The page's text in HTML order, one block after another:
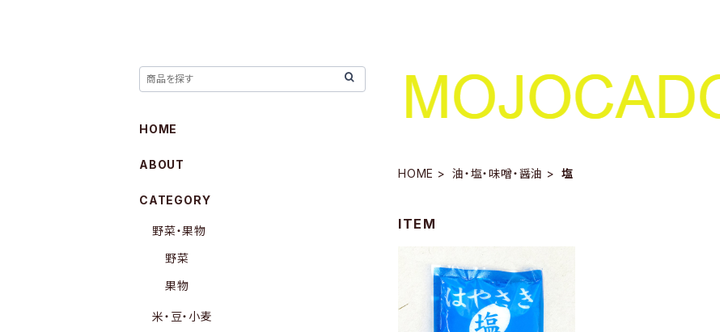
HOME 油・塩・味噌・醤油 塩
ITEM
HOME
ABOUT
CATEGORY
野菜・果物
野菜
果物
米・豆・小麦